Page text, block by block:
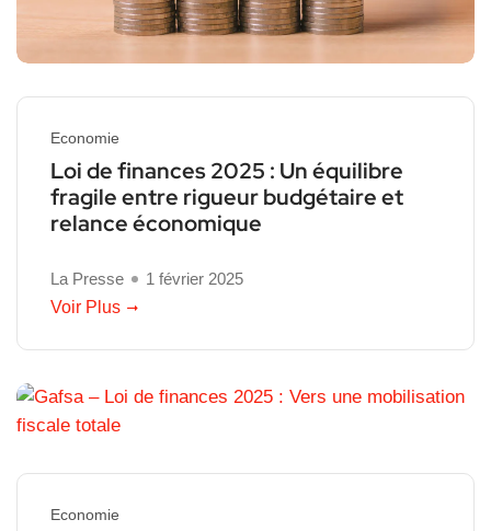
Economie
Loi de finances 2025 : Un équilibre
fragile entre rigueur budgétaire et
relance économique
La Presse
1 février 2025
Voir Plus
Economie